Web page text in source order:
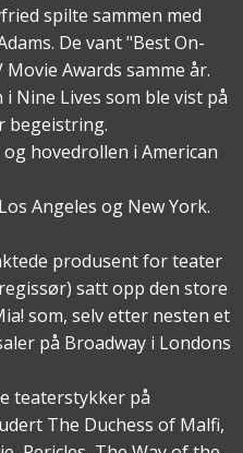
spilte sammen med
De vant "Best On-
Awards samme år.
Nine Lives som ble vist på
begeistring.
hovedrollen i American
Angeles og New York.
produsent for teater
satt opp den store
som, selv etter nesten et
på Broadway i Londons
teaterstykker på
The Duchess of Malfi,